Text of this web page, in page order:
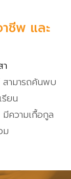
ชีพ และ
สามารถค้นพบ
รียน
ความเกื้อกูล
ม